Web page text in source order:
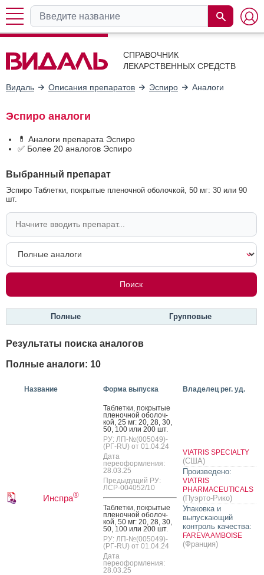
СПРАВОЧНИК
ЛЕКАРСТВЕННЫХ СРЕДСТВ
Видаль Описания препаратов Эспиро Аналоги
Эспиро аналоги
💊 Аналоги препарата Эспиро
✅ Более 20 аналогов Эспиро
Выбранный препарат
Эспиро Таблетки, покрытые пленочной оболочкой, 50 мг: 30 или 90
шт.
Полные Групповые
Результаты поиска аналогов
Полные аналоги: 10
Название Форма выпуска Владелец рег. уд.
Инспра®
Таб­летки, пок­ры­тые
пле­ноч­ной обо­лоч­
кой, 25 мг: 20, 28, 30,
50, 100 или 200 шт.
РУ: ЛП-№(005049)-
(РГ-RU) от 01.04.24
Дата
переоформления:
28.03.25
Предыдущий РУ:
ЛСР-004052/10
Таб­летки, пок­ры­тые
пле­ноч­ной обо­лоч­
кой, 50 мг: 20, 28, 30,
50, 100 или 200 шт.
РУ: ЛП-№(005049)-
(РГ-RU) от 01.04.24
Дата
переоформления:
28.03.25
VIATRIS SPECIALTY
(США)
Произведено:
VIATRIS
PHARMACEUTICALS
(Пуэрто-Рико)
Упаковка и
выпускающий
контроль качества:
FAREVA AMBOISE
(Франция)